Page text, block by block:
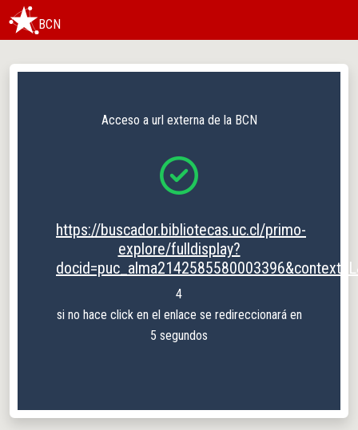
BCN
Acceso a url externa de la BCN
https://buscador.bibliotecas.uc.cl/primo-
explore/fulldisplay?
3
si no hace click en el enlace se redireccionará en
5 segundos